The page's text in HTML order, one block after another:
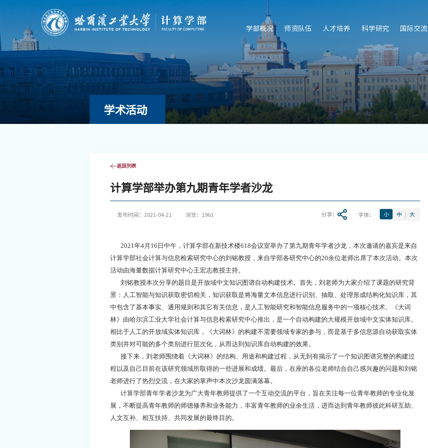
学部概况 师资队伍 人才培养 科学研究 国际交流
学术活动
返回列表
计算学部举办第九期青年学者沙龙
发布时间：2021-04-21 浏览： 1961 分享： 字体： 小 中 大
2021年4月16日中午，计算学部在新技术楼618会议室举办了第九期青年学者沙龙，本次邀请的嘉宾是来自
计算学部社会计算与信息检索研究中心的刘铭教授，来自学部各研究中心的20余位老师出席了本次活动。本次
活动由海量数据计算研究中心王宏志教授主持。
刘铭教授本次分享的题目是开放域中文知识图谱自动构建技术。首先，刘老师为大家介绍了课题的研究背
景：人工智能与知识获取密切相关，知识获取是将海量文本信息进行识别、抽取、处理形成结构化知识库，其
中包含了基本事实、通用规则和其它有关信息，是人工智能研究和智能信息服务中的一项核心技术。《大词
林》由哈尔滨工业大学社会计算与信息检索研究中心推出，是一个自动构建的大规模开放域中文实体知识库。
相比于人工的开放域实体知识库，《大词林》的构建不需要领域专家的参与，而是基于多信息源自动获取实体
类别并对可能的多个类别进行层次化，从而达到知识库自动构建的效果。
接下来，刘老师围绕着《大词林》的结构、用途和构建过程，从无到有揭示了一个知识图谱完整的构建过
程以及自己目前在该研究领域所取得的一些进展和成绩。最后，在座的各位老师结合自己感兴趣的问题和刘铭
老师进行了热烈交流，在大家的掌声中本次沙龙圆满落幕。
计算学部青年学者沙龙为广大青年教师提供了一个互动交流的平台，旨在关注每一位青年教师的专业化发
展，不断提高青年教师的师德修养和业务能力，丰富青年教师的业余生活，进而达到青年教师彼此科研互助、
人文互补、相互扶持、共同发展的最终目的。